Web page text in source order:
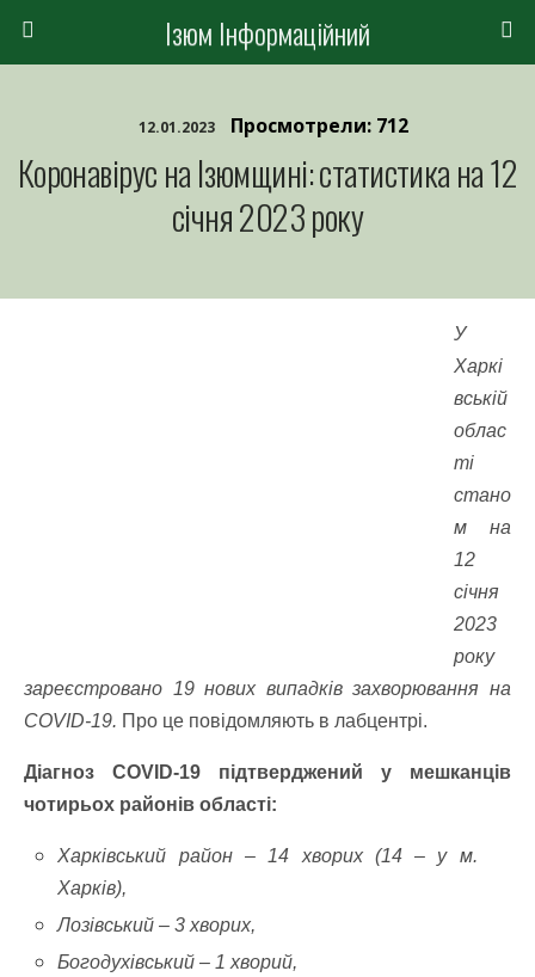
Ізюм Інформаційний
12.01.2023 Просмотрели: 712
Коронавірус на Ізюмщині: статистика на 12
січня 2023 року
У
Харкі
вській
облас
ті
стано
м на
12
січня
2023
року
зареєстровано 19 нових випадків захворювання на
COVID-19. Про це повідомляють в лабцентрі.
Діагноз COVID-19 підтверджений у мешканців
чотирьох районів області:
Харківський район – 14 хворих (14 – у м.
Харків),
Лозівський – 3 хворих,
Богодухівський – 1 хворий,